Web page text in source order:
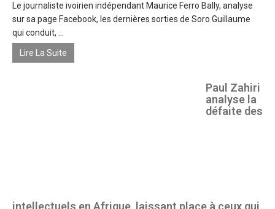
Le journaliste ivoirien indépendant Maurice Ferro Bally, analyse
sur sa page Facebook, les dernières sorties de Soro Guillaume
qui conduit, ...
Lire La Suite
Paul Zahiri
analyse la
défaite des
intellectuels en Afrique, laissant place à ceux qui